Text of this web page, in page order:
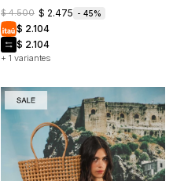
+ 1 variantes
$ 4.500 $ 2.475 45
$ 2.104
$ 2.104